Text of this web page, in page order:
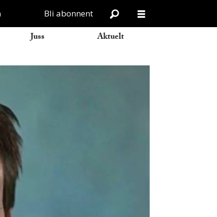
Bli abonnent
Juss Aktuelt